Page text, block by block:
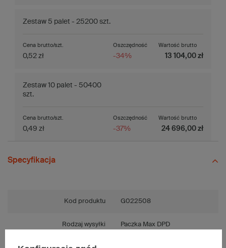
Zestaw 5 palet - 25200 szt.
Oszczędność
-34%
Cena brutto/szt.
0,52 zł
Wartość brutto
13 104,00 zł
Zestaw 10 palet - 50400
szt.
Oszczędność
-37%
Cena brutto/szt.
0,49 zł
Wartość brutto
24 696,00 zł
Specyfikacja
Kod produktu G022508
Rodzaj wysyłki Paczka Max DPD